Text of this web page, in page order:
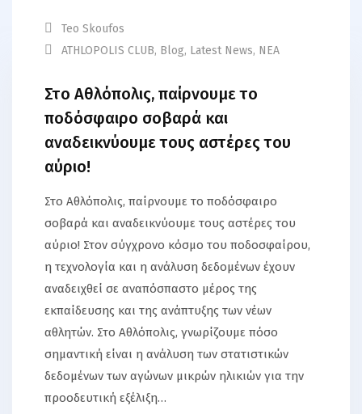
Teo Skoufos
ATHLOPOLIS CLUB, Blog, Latest News, ΝΕΑ
Στο Αθλόπολις, παίρνουμε το
ποδόσφαιρο σοβαρά και
αναδεικνύουμε τους αστέρες του
αύριο!
Στο Αθλόπολις, παίρνουμε το ποδόσφαιρο
σοβαρά και αναδεικνύουμε τους αστέρες του
αύριο! Στον σύγχρονο κόσμο του ποδοσφαίρου,
η τεχνολογία και η ανάλυση δεδομένων έχουν
αναδειχθεί σε αναπόσπαστο μέρος της
εκπαίδευσης και της ανάπτυξης των νέων
αθλητών. Στο Αθλόπολις, γνωρίζουμε πόσο
σημαντική είναι η ανάλυση των στατιστικών
δεδομένων των αγώνων μικρών ηλικιών για την
προοδευτική εξέλιξη…